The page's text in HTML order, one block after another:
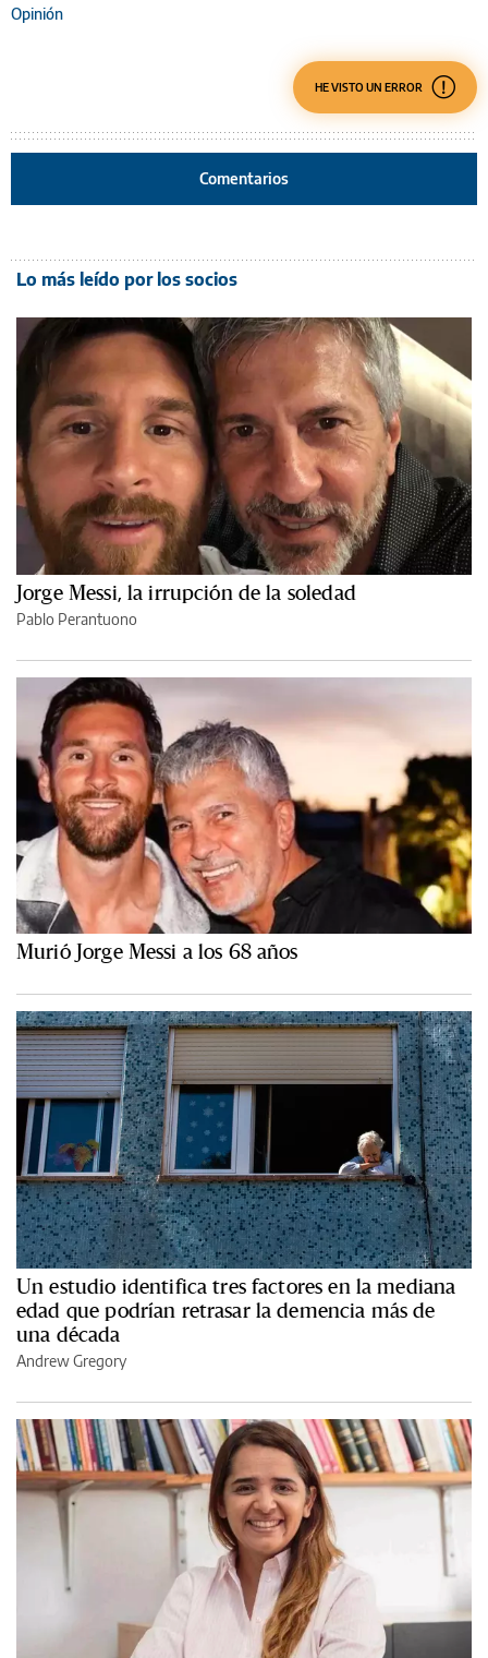
Opinión
HE VISTO UN ERROR
Comentarios
Lo más leído por los socios
Jorge Messi, la irrupción de la soledad
Pablo Perantuono
Murió Jorge Messi a los 68 años
Un estudio identifica tres factores en la mediana
edad que podrían retrasar la demencia más de
una década
Andrew Gregory